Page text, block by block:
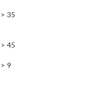
> 35
> 45
> 9